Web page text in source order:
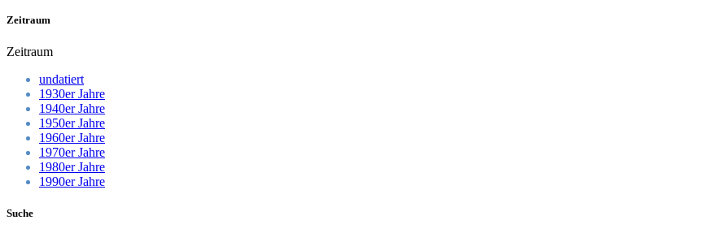
Zeitraum
Zeitraum
undatiert
1930er Jahre
1940er Jahre
1950er Jahre
1960er Jahre
1970er Jahre
1980er Jahre
1990er Jahre
Suche